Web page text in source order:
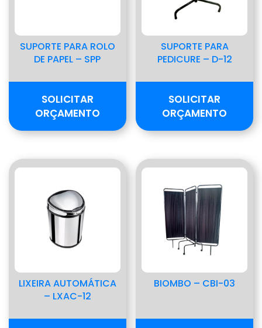
SUPORTE PARA ROLO
DE PAPEL – SPP
SOLICITAR
ORÇAMENTO
SUPORTE PARA
PEDICURE – D-12
SOLICITAR
ORÇAMENTO
LIXEIRA AUTOMÁTICA
– LXAC-12
BIOMBO – CBI-03